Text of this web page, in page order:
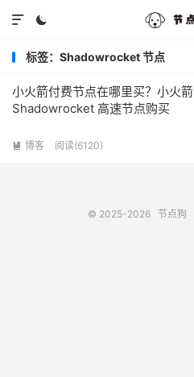


标签：Shadowrocket 节点
小火箭付费节点在哪里买？小火箭
Shadowrocket 高速节点购买
 博客 阅读(6120)
© 2025-2026 节点狗